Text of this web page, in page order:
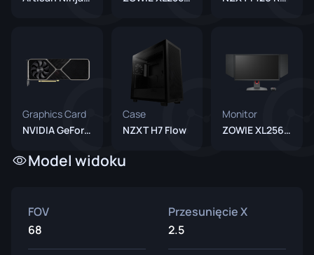
Graphics Card
NVIDIA GeForce RTX 4070 Ti Super
Case
NZXT H7 Flow
Monitor
ZOWIE XL2566K
Model widoku
FOV
68
Przesunięcie X
2.5